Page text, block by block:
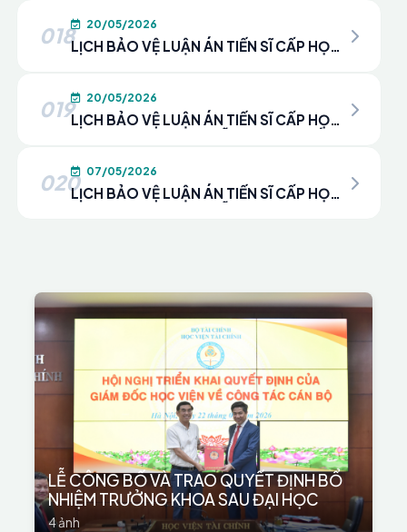
018 20/05/2026
LỊCH BẢO VỆ LUẬN ÁN TIẾN SĨ CẤP HỌC
019 20/05/2026
LỊCH BẢO VỆ LUẬN ÁN TIẾN SĨ CẤP HỌC
020 07/05/2026
LỊCH BẢO VỆ LUẬN ÁN TIẾN SĨ CẤP HỌC
LỄ CÔNG BỐ VÀ TRAO QUYẾT ĐỊNH BỔ
NHIỆM TRƯỞNG KHOA SAU ĐẠI HỌC
4 ảnh